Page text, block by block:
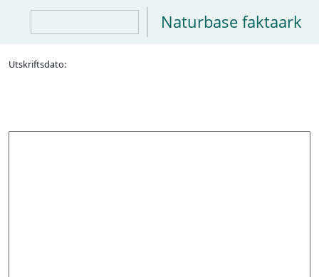
Naturbase faktaark
Utskriftsdato: